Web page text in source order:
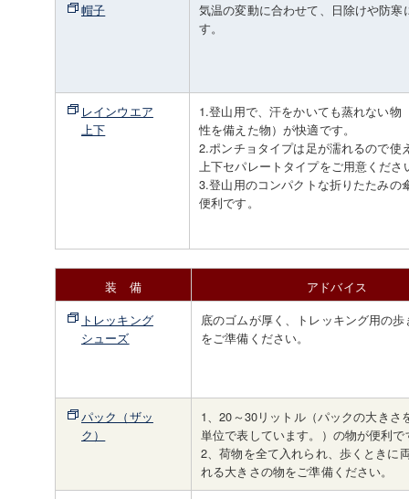
帽子
気温の変動に合わせて、日除けや防寒
す。
レインウエア
上下
1.登山用で、汗をかいても蒸れない物
性を備えた物）が快適です。
2.ポンチョタイプは足が濡れるので使
上下セパレートタイプをご用意くださ
3.登山用のコンパクトな折りたたみの
便利です。
装 備
アドバイス
トレッキング
シューズ
底のゴムが厚く、トレッキング用の
をご準備ください。
パック（ザッ
ク）
1、20～30リットル（パックの大きさ
単位で表しています。）の物が便利で
2、荷物を全て入れられ、歩くときに
れる大きさの物をご準備ください。